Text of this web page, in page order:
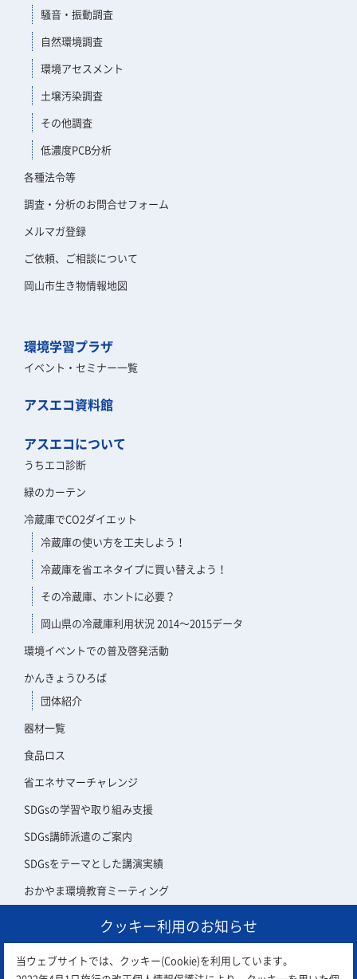
騒音・振動調査
自然環境調査
環境アセスメント
土壌汚染調査
その他調査
低濃度PCB分析
各種法令等
調査・分析のお問合せフォーム
メルマガ登録
ご依頼、ご相談について
岡山市生き物情報地図
環境学習プラザ
イベント・セミナー一覧
アスエコ資料館
アスエコについて
うちエコ診断
緑のカーテン
冷蔵庫でCO2ダイエット
冷蔵庫の使い方を工夫しよう！
冷蔵庫を省エネタイプに買い替えよう！
その冷蔵庫、ホントに必要？
岡山県の冷蔵庫利用状況 2014～2015データ
環境イベントでの普及啓発活動
かんきょうひろば
団体紹介
器材一覧
食品ロス
省エネサマーチャレンジ
SDGsの学習や取り組み支援
SDGs講師派遣のご案内
SDGsをテーマとした講演実績
おかやま環境教育ミーティング
アスエコ会員についてクッキー利用のお知らせ
当ウェブサイトでは、クッキー(Cookie)を利用しています。